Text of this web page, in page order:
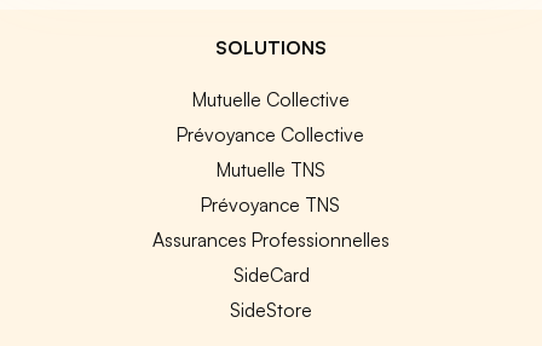
SOLUTIONS
Mutuelle Collective
Prévoyance Collective
Mutuelle TNS
Prévoyance TNS
Assurances Professionnelles
SideCard
SideStore